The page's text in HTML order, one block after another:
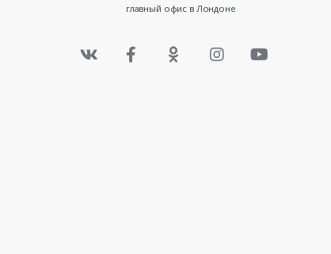
главный офис в Лондоне